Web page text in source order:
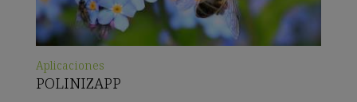
Aplicaciones
POLINIZAPP